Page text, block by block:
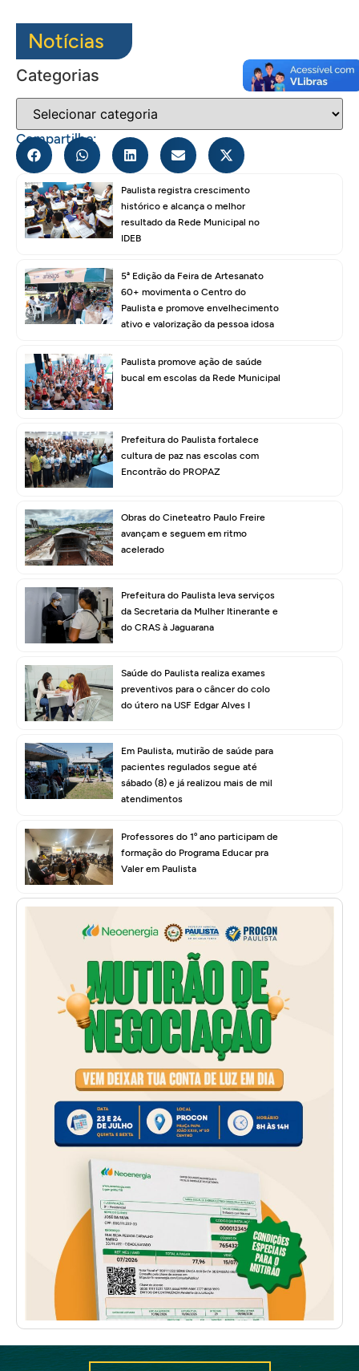
Notícias
Categorias
Compartilhe:
Paulista registra crescimento
histórico e alcança o melhor
resultado da Rede Municipal no
IDEB
5ª Edição da Feira de Artesanato
60+ movimenta o Centro do
Paulista e promove envelhecimento
ativo e valorização da pessoa idosa
Paulista promove ação de saúde
bucal em escolas da Rede Municipal
Prefeitura do Paulista fortalece
cultura de paz nas escolas com
Encontrão do PROPAZ
Obras do Cineteatro Paulo Freire
avançam e seguem em ritmo
acelerado
Prefeitura do Paulista leva serviços
da Secretaria da Mulher Itinerante e
do CRAS à Jaguarana
Saúde do Paulista realiza exames
preventivos para o câncer do colo
do útero na USF Edgar Alves I
Em Paulista, mutirão de saúde para
pacientes regulados segue até
sábado (8) e já realizou mais de mil
atendimentos
Professores do 1º ano participam de
formação do Programa Educar pra
Valer em Paulista